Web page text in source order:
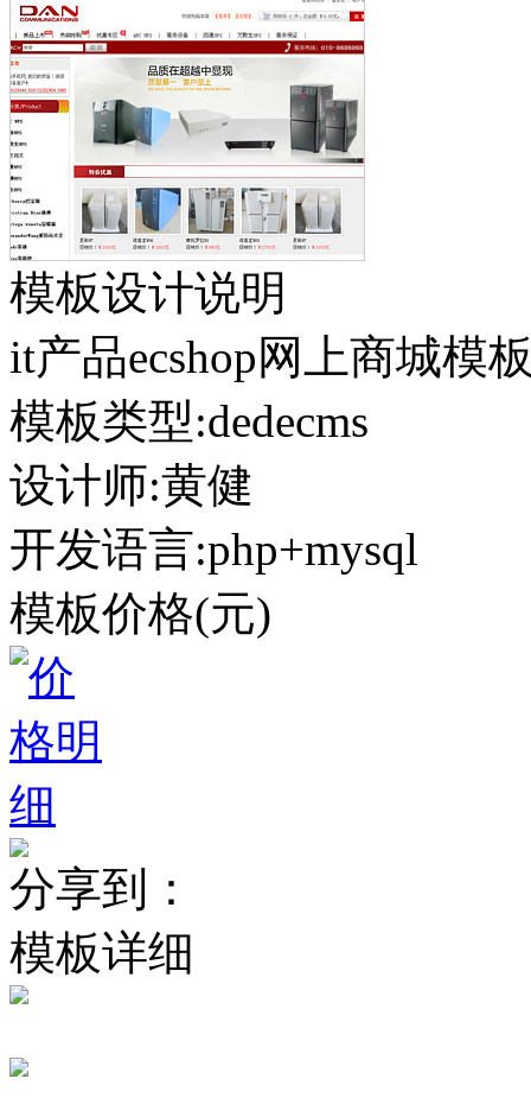
模板设计说明
it产品ecshop网上商城模
模板类型:dedecms
设计师:黄健
开发语言:php+mysql
模板价格(元)
分享到：
模板详细